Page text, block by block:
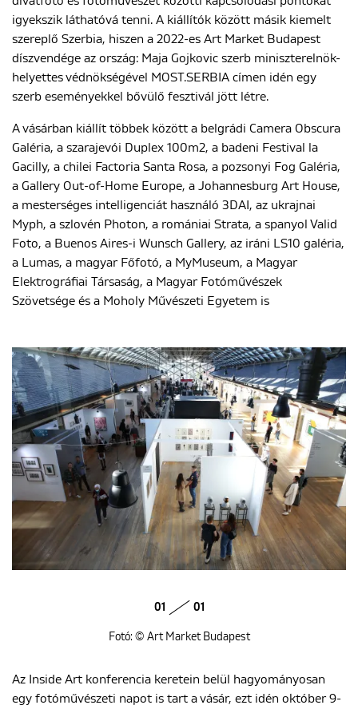
igyekszik láthatóvá tenni. A kiállítók között másik kiemelt
szereplő Szerbia, hiszen a 2022-es Art Market Budapest
díszvendége az ország: Maja Gojkovic szerb miniszterelnök-
helyettes védnökségével MOST.SERBIA címen idén egy
szerb eseményekkel bővülő fesztivál jött létre.
A vásárban kiállít többek között a belgrádi Camera Obscura
Galéria, a szarajevói Duplex 100m2, a badeni Festival la
Gacilly, a chilei Factoria Santa Rosa, a pozsonyi Fog Galéria,
a Gallery Out-of-Home Europe, a Johannesburg Art House,
a mesterséges intelligenciát használó 3DAI, az ukrajnai
Myph, a szlovén Photon, a romániai Strata, a spanyol Valid
Foto, a Buenos Aires-i Wunsch Gallery, az iráni LS10 galéria,
a Lumas, a magyar Főfotó, a MyMuseum, a Magyar
Elektrográfiai Társaság, a Magyar Fotóművészek
Szövetsége és a Moholy Művészeti Egyetem is
01 01
Fotó: © Art Market Budapest
Az Inside Art konferencia keretein belül hagyományosan
egy fotóművészeti napot is tart a vásár, ezt idén október 9-